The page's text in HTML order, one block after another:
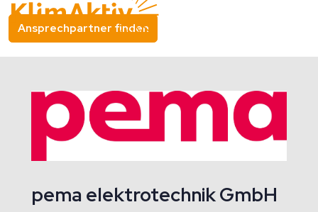
Ansprechpartner finden
pema elektrotechnik GmbH